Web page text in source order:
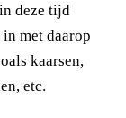
deze tijd
met daarop
kaarsen,
etc.